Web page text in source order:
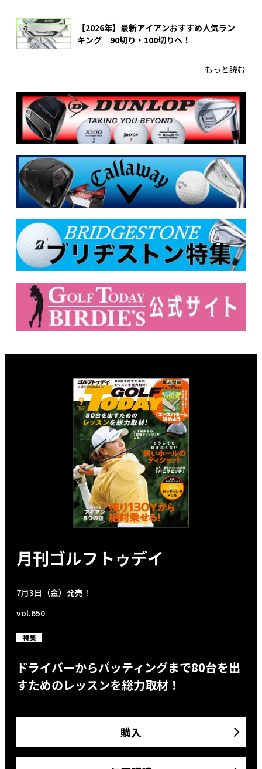
【2026年】最新アイアンおすすめ人気ラン
キング｜90切り・100切りへ！
もっと読む
月刊ゴルフトゥデイ
7月3日（金）発売！
vol.650
特集
ドライバーからパッティングまで80台を出
すためのレッスンを総力取材！
購入